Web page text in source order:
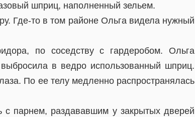
шприц, наполненный зельем.
Где-то в том районе Ольга видела нужный
по соседству с гардеробом. Ольга
в ведро использованный шприц.
По ее телу медленно распространялась
с парнем, раздававшим у закрытых дверей